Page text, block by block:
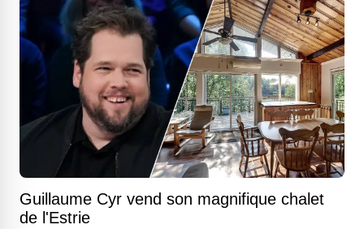
Guillaume Cyr vend son magnifique chalet
de l'Estrie